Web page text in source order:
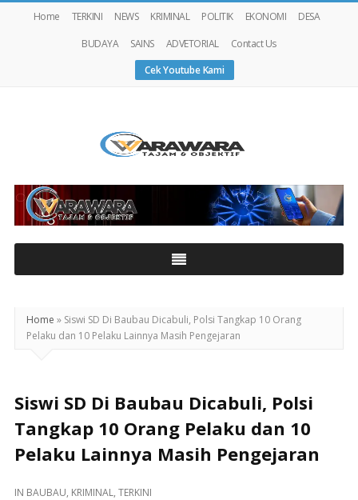
Home TERKINI NEWS KRIMINAL POLITIK EKONOMI
DESA
BUDAYA
SAINS ADVETORIAL
Contact Us
Cek Youtube Kami
Home » Siswi SD Di Baubau Dicabuli, Polsi Tangkap 10 Orang
Pelaku dan 10 Pelaku Lainnya Masih Pengejaran
Siswi SD Di Baubau Dicabuli, Polsi
Tangkap 10 Orang Pelaku dan 10
Pelaku Lainnya Masih Pengejaran
IN BAUBAU, KRIMINAL, TERKINI